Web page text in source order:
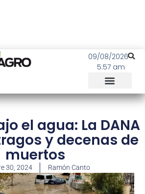
09/08/2026
5:57 am
el agua: La DANA
y decenas de
muertos
30, 2024 Ramón Canto